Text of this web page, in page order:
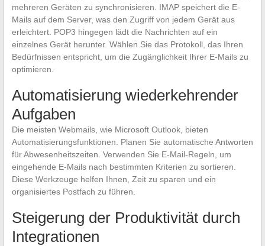
mehreren Geräten zu synchronisieren. IMAP speichert die E-
Mails auf dem Server, was den Zugriff von jedem Gerät aus
erleichtert. POP3 hingegen lädt die Nachrichten auf ein
einzelnes Gerät herunter. Wählen Sie das Protokoll, das Ihren
Bedürfnissen entspricht, um die Zugänglichkeit Ihrer E-Mails zu
optimieren.
Automatisierung wiederkehrender
Aufgaben
Die meisten Webmails, wie Microsoft Outlook, bieten
Automatisierungsfunktionen. Planen Sie automatische Antworten
für Abwesenheitszeiten. Verwenden Sie E-Mail-Regeln, um
eingehende E-Mails nach bestimmten Kriterien zu sortieren.
Diese Werkzeuge helfen Ihnen, Zeit zu sparen und ein
organisiertes Postfach zu führen.
Steigerung der Produktivität durch
Integrationen